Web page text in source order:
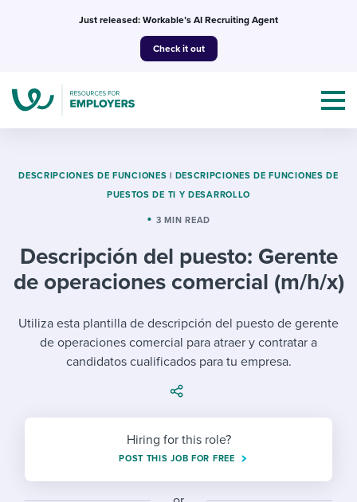
Just released: Workable’s AI Recruiting Agent
Check it out
Topics
Mobilizing AI in my work
Evaluating candidates
Working together with others
Maintaining hiring pipelines
Templates & Guides
Job description templates
Interview question templates
Policy templates
I’m a jobseeker
I WANT TO LEARN ABOUT...
Applying for a job
Pay & benefits
Attend webinars & events
Workable customer stories
Explore Workable
Request a demo
DESCRIPCIONES DE FUNCIONES | DESCRIPCIONES DE FUNCIONES DE
PUESTOS DE TI Y DESARROLLO
3 MIN READ
Descripción del puesto: Gerente
de operaciones comercial (m/h/x)
Utiliza esta plantilla de descripción del puesto de gerente
de operaciones comercial para atraer y contratar a
candidatos cualificados para tu empresa.
Hiring for this role?
POST THIS JOB FOR FREE